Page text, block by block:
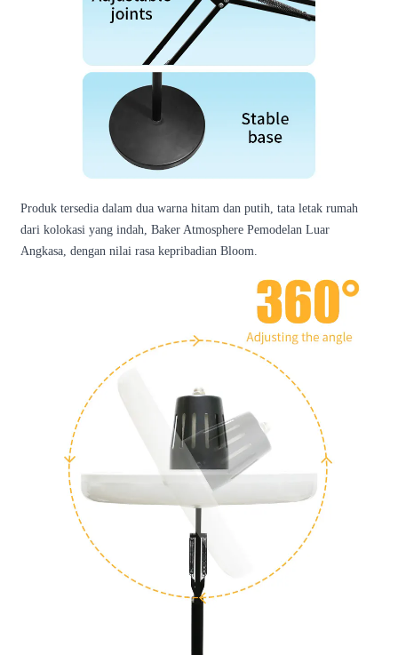
Produk tersedia dalam dua warna hitam dan putih, tata letak rumah
dari kolokasi yang indah, Baker Atmosphere Pemodelan Luar
Angkasa, dengan nilai rasa kepribadian Bloom.